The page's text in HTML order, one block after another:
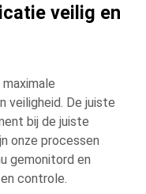
veilig en
veiligheid. De juiste
bij de juiste
onze processen
gemonitord en
controle.